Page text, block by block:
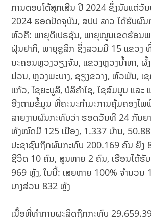
ການຕອບໂຕ້ສຸກເສີນ ປີ 2024 ຊຶ່ງນັບແຕ່ວັ
2024 ຮອດປັດຈຸບັນ, ສປປ ລາວ ໄດ້ຮັບຜົນ
ຫົວຄື: ພາຍຸດີເປຣຊັນ, ພາຍຸໝູນເຂດຮ້ອນ
ຝຸ່ນຢາກິ, ພາຍຸຊູລິກ ຊຶ່ງລວມມີ 15 ແຂວງ
ນະຄອນຫຼວງວຽງຈັນ, ແຂວງຫຼວງນໍ້າທາ, ຜົ້
ມ່ວນ, ຫຼວງພະບາງ, ຊຽງຂວາງ, ຫົວພັນ, ເ
ແກ້ວ, ໄຊຍະບູລີ, ບໍລິຄຳໄຊ, ໄຊສົມບູນ ແລະ
ອີງຕາມຂໍ້ມູນ ທີ່ຄະນະກຳມະການຄຸ້ມຄອງໄ
ລາຍງານຜົນກະທົບວ່າ ຮອດວັນທີ 24 ກັນຍ
ທັງໝົດມີ 125 ເມືອງ, 1.337 ບ້ານ,
ປະຊາຊົນຖືກຜົນກະທົບ 200.169 ຄົນ ຍິງ
ຊີວິດ 10 ຄົນ, ສູນຫາຍ 2 ຄົນ, ເຮືອນໄດ້ຮັ
969 ຫຼັງ, ໃນນີ້: ເສຍຫາຍ 100% ຈໍານວນ
ບາງສ່ວນ 832 ຫຼັງ
ເນື້ອທີ່ທໍາການຜະລິດຖືກກະທົບ